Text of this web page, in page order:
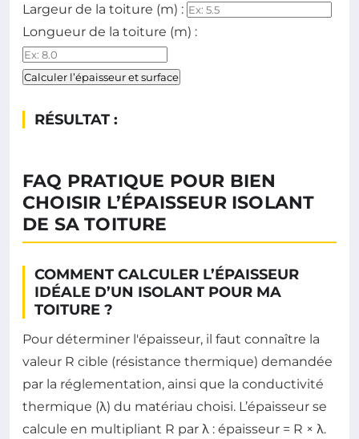
Largeur de la toiture (m) :
Longueur de la toiture (m) :
Calculer l’épaisseur et surface
RÉSULTAT :
FAQ PRATIQUE POUR BIEN
CHOISIR L’ÉPAISSEUR ISOLANT
DE SA TOITURE
COMMENT CALCULER L’ÉPAISSEUR
IDÉALE D’UN ISOLANT POUR MA
TOITURE ?
Pour déterminer l'épaisseur, il faut connaître la
valeur R cible (résistance thermique) demandée
par la réglementation, ainsi que la conductivité
thermique (λ) du matériau choisi. L’épaisseur se
calcule en multipliant R par λ : épaisseur = R × λ.